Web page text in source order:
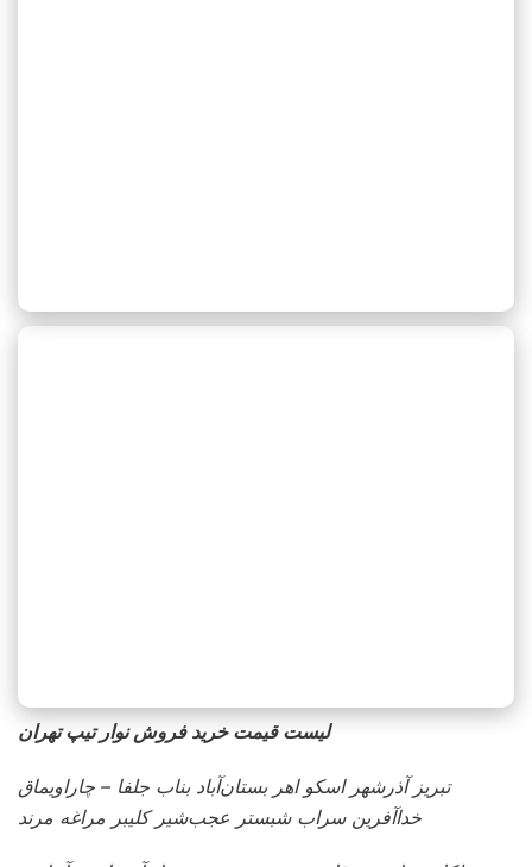
لیست قیمتخرید فروش نوار تیپ تهران
تبریز آذرشهر اسکو اهر بستان‌آباد بناب جلفا – چاراویماق